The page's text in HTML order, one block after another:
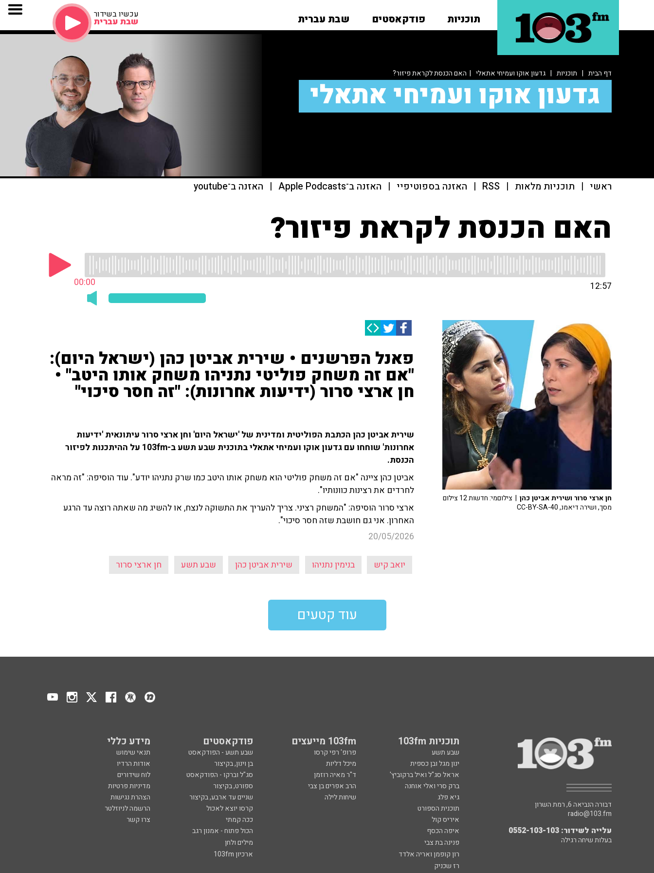
תוכניות פודקאסטים שבת עברית עכשיו בשידור
שבת עברית
דף הבית | תוכניות | גדעון אוקו ועמיחי אתאלי | האם הכנסת לקראת פיזור?
גדעון אוקו ועמיחי אתאלי
ראשי | תוכניות מלאות |
RSS
| האזנה בספוטיפיי | האזנה ב־Apple Podcasts | האזנה ב־youtube
האם הכנסת לקראת פיזור?
00:00 12:57
פאנל הפרשנים • שירית אביטן כהן (ישראל היום):
"אם זה משחק פוליטי נתניהו משחק אותו היטב" •
חן ארצי סרור (ידיעות אחרונות): "זה חסר סיכוי"
שירית אביטן כהן הכתבת הפוליטית ומדינית של 'ישראל היום' וחן ארצי סרור עיתונאית 'ידיעות
אחרונות' שוחחו עם גדעון אוקו ועמיחי אתאלי בתוכנית שבע תשע ב-103fm על ההיתכנות לפיזור
הכנסת.
אביטן כהן ציינה "אם זה משחק פוליטי הוא משחק אותו היטב כמו שרק נתניהו יודע". עוד הוסיפה: "זה מראה
לחרדים את רצינות כוונותיו".
ארצי סרור הוסיפה: "המשחק רציני. צריך להעריך את התשוקה לנצח, או להשיג מה שאתה רוצה עד הרגע
האחרון. אני גם חושבת שזה חסר סיכוי".
20/05/2026
יואב קיש בנימין נתניהו שירית אביטן כהן שבע תשע חן ארצי סרור
חן ארצי סרור ושירית אביטן כהן
| צילוםמי: חדשות 12 צילום
מסך, ושירה דיאמנ, CC-BY-SA-40
עוד קטעים
תוכניות 103fm 103fm מייעצים פודקאסטים מידע כללי
שבע תשע פרופ' רפי קרסו שבע תשע - הפודקאסט
תנאי שימוש
ינון מגל ובן כספית
מיכל דליות בן וינון, בקיצור
אודות הרדיו
אראל סג"ל ואיל ברקוביץ'
ד"ר מאיה רוזמן סג"ל וברקו - הפודקאסט
לוח שידורים
ברק סרי ואלי אוחנה
הרב אפרים בן צבי ספורט, בקיצור
מדיניות פרטיות
גיא פלג
שיחות לילה שניים עד ארבע, בקיצור
הצהרת נגישות
תוכנית הספורט
קרסו יוצא לאכול
הרשמה לניוזלטר
איריס קול
ככה קמתי
צרו קשר
איפה הכסף
הכול פתוח - אמנון רגב
פנינה בת צבי
מילים ולחן
רון קופמן ואריה אלדד
ארכיון 103fm
רז שכניק
דבורה הנביאה 6, רמת השרון
radio@103.fm
עלייה לשידור: 0552-103-103
בעלות שיחה רגילה